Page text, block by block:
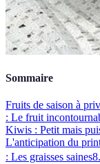
Sommaire
Fruits de saison à
: Le fruit
Kiwis : Petit mais
L'anticipation du
: Les graisses saines